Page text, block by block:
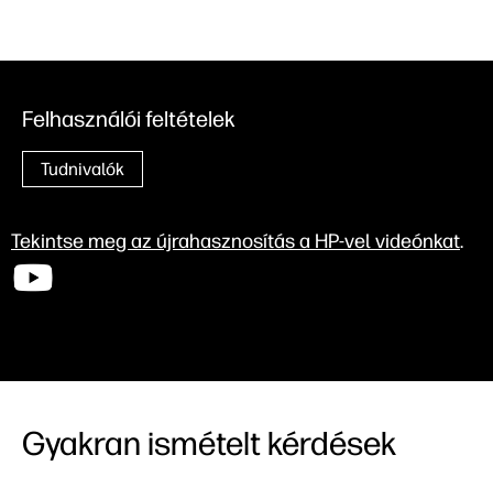
Felhasználói feltételek
Tudnivalók
Tekintse meg az újrahasznosítás a HP-vel videónkat.
Gyakran ismételt kérdések